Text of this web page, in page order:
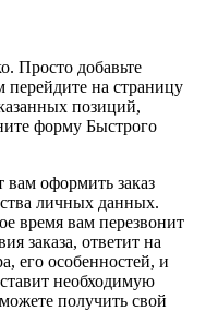
Просто добавьте
перейдите на страницу
позиций,
форму Быстрого
оформить заказ
личных данных.
время вам перезвонит
заказа, ответит на
его особенностей, и
необходимую
получить свой